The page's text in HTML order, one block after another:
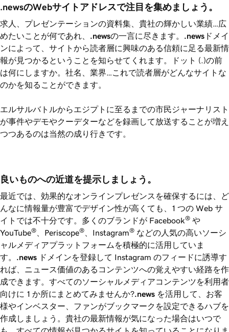
.newsのWebサイトアドレスで注目を集めましょう。
求人、プレゼンテーションの資料集、貴社の輝かしい業績…広
めたいことが何であれ、
.newsの一言に尽きます。 .news ドメイ
ンによって、サイトから読者層に興味のある信頼に足る最新情
報が見つかるということを知らせてくれます。ドット (.)の前
は何にしますか。社名、業界…これで読者層がどんなサイトな
のかを知ることができます。
エルサルバトルからエジプトに至るまでの市民ジャーナリスト
が事件やデモやクーデターなどを録画して放送することが増え
つつあるのは当然の成り行きです。
良いものへの近道を提示しましょう。
最近では、効果的なオンラインプレゼンスを確保するには、ど
んなに情報量が豊富でデザイン性が高くても、1 つの Web サ
イトでは不十分です。多くのブランドが Facebook® や
YouTube® 、Periscope® 、Instagram® などの人気の高いソーシ
ャルメディアプラットフォームを積極的に活用していま
す。
.news ドメインを登録して Instagram のフィードに誘導す
れば、ニュース価値のあるコンテンツへの覚えやすい経路を作
成できます。すべてのソーシャルメディアコンテンツを利用者
向けに 1 か所にまとめてみませんか?.news を活用して、お客
様やインベスター、ファンがブックマークを設定できるハブを
作成しましょう。貴社の最新情報が気になった場合はいつで
も、すべての情報が見つかるサイトを知っていることになりま